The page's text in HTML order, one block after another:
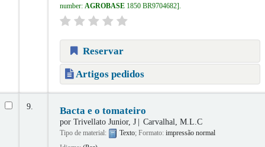
number: AGROBASE 1850 BR9704682 .
Reservar
Artigos pedidos
9. Bacta e o tomateiro
por Trivellato Junior, J Carvalhal, M.L.C
Tipo de material: Texto; Formato: impressão normal